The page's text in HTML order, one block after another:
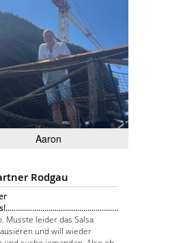
Aaron
Rodgau
Musste leider das Salsa
und will wieder